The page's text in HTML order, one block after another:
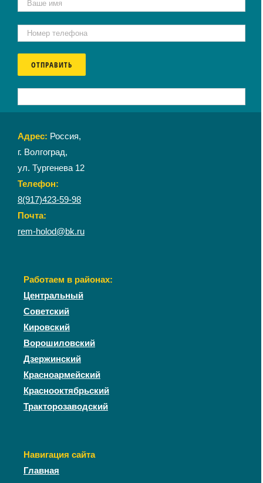
Адрес: Россия,
г. Волгоград,
ул. Тургенева 12
Телефон:
8(917)423-59-98
Почта:
rem-holod@bk.ru
Работаем в районах:
Центральный
Советский
Кировский
Ворошиловский
Дзержинский
Красноармейский
Краснооктябрьский
Тракторозаводский
Навигация сайта
Главная